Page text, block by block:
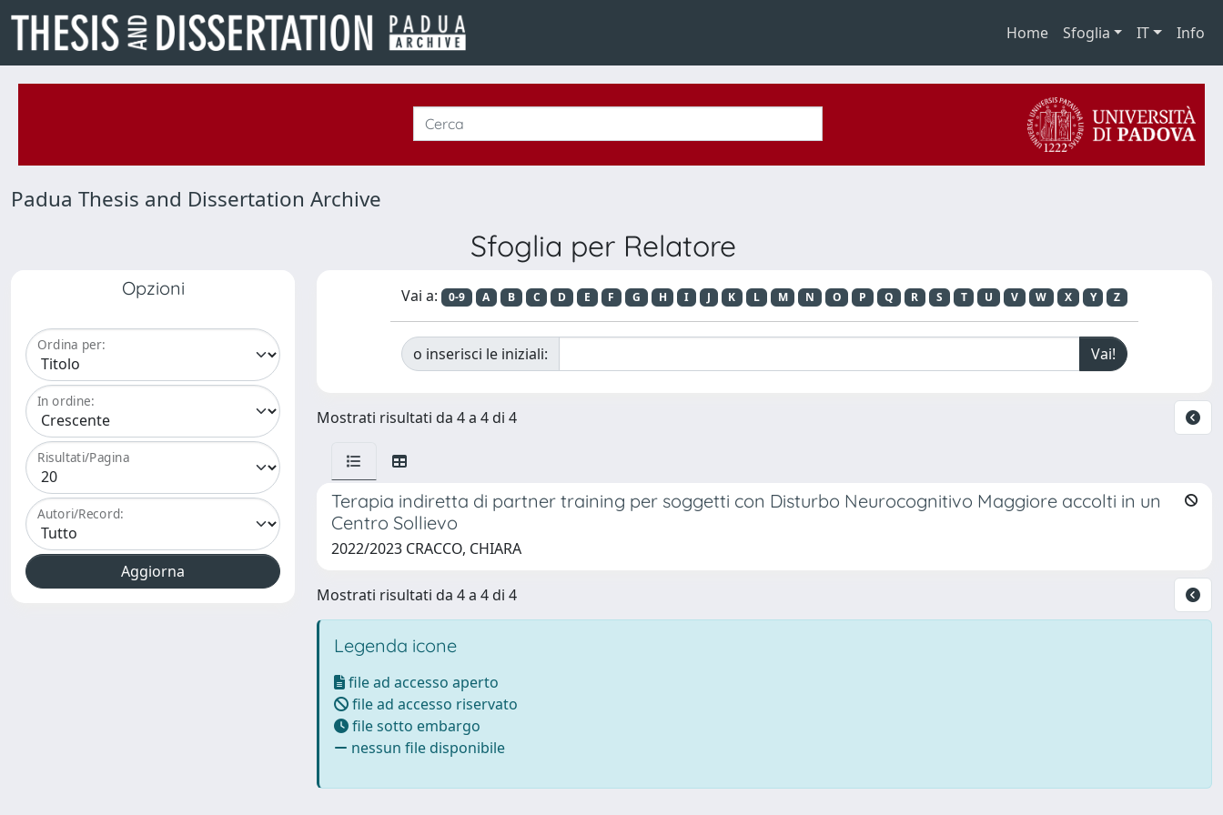
Home Sfoglia IT Info
Padua Thesis and Dissertation Archive
Sfoglia per Relatore
Opzioni
Ordina per:
In ordine:
Risultati/Pagina
Autori/Record:
Vai a: 0-9 A B C D E F G H I J K L M N O P Q R S T U V W X Y Z
o inserisci le iniziali:
Mostrati risultati da 4 a 4 di 4
Terapia indiretta di partner training per soggetti con Disturbo Neurocognitivo Maggiore accolti in un
Centro Sollievo
2022/2023 CRACCO, CHIARA
Mostrati risultati da 4 a 4 di 4
Legenda icone
file ad accesso aperto
file ad accesso riservato
file sotto embargo
nessun file disponibile